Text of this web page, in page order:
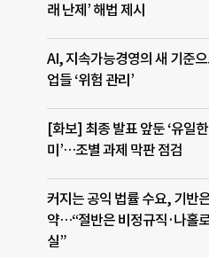
래 난제’ 해법 제시
AI, 지속가능경영의 새 기준
업들 ‘위험 관리’
[화보] 최종 발표 앞둔 ‘유일한
미’…조별 과제 막판 점검
커지는 공익 법률 수요, 기반
약…“절반은 비정규직·나홀
실”